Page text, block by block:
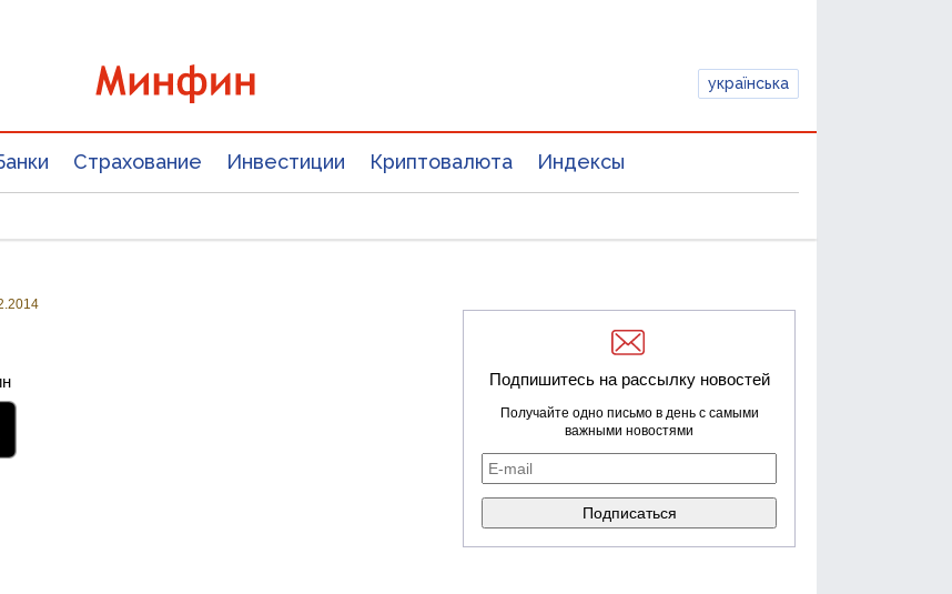
українська
Страхование Инвестиции Криптовалюта Индексы
Подпишитесь на рассылку новостей
Получайте одно письмо в день с самыми
важными новостями